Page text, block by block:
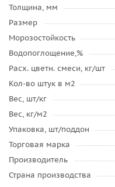
Толщина, мм
Размер
Морозостойкость
Водопоглощение,%
Расх. цветн. смеси, кг/шт
Кол-во штук в м2
Вес, шт/кг
Вес, кг/м2
Упаковка, шт/поддон
Торговая марка
Производитель
Страна производства